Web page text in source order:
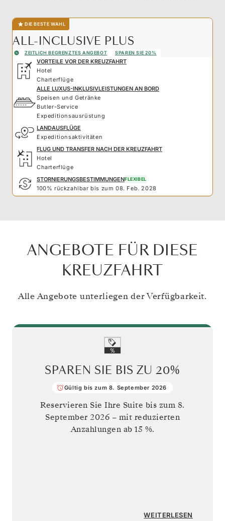
DIE BESTE WAHL
ALL-INCLUSIVE PLUS
ZEITLICH BEGRENZTES ANGEBOT SPAREN SIE 20%
VORTEILE VOR DER KREUZFAHRT
Hotel
Charterflüge
ALLE LUXUS-INKLUSIVLEISTUNGEN AN BORD
Speisen und Getränke
Butler-Service
Expeditionsausrüstung
LANDAUSFLÜGE
Expeditionsaktivitäten
FLUG UND TRANSFER NACH DER KREUZFAHRT
Hotel
Charterflüge
STORNIERUNGSBESTIMMUNGENFLEXIBEL
100% rückzahlbar bis zum 08. Feb. 2028
ANGEBOTE FÜR DIESE
KREUZFAHRT
Alle Angebote unterliegen der Verfügbarkeit.
SPAREN SIE BIS ZU 20%
Gültig bis zum 8. September 2026
Reservieren Sie Ihre Suite bis zum 8.
September 2026 – mit reduzierten
Anzahlungen ab 15 %.
WEITERLESEN